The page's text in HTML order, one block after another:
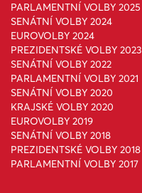
PARLAMENTNÍ VOLBY 2025
SENÁTNÍ VOLBY 2024
EUROVOLBY 2024
PREZIDENTSKÉ VOLBY 2023
SENÁTNÍ VOLBY 2022
PARLAMENTNÍ VOLBY 2021
SENÁTNÍ VOLBY 2020
KRAJSKÉ VOLBY 2020
EUROVOLBY 2019
SENÁTNÍ VOLBY 2018
PREZIDENTSKÉ VOLBY 2018
PARLAMENTNÍ VOLBY 2017